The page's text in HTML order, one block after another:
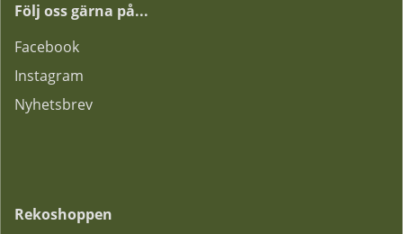
Följ oss gärna på...
Facebook
Instagram
Nyhetsbrev
Rekoshoppen